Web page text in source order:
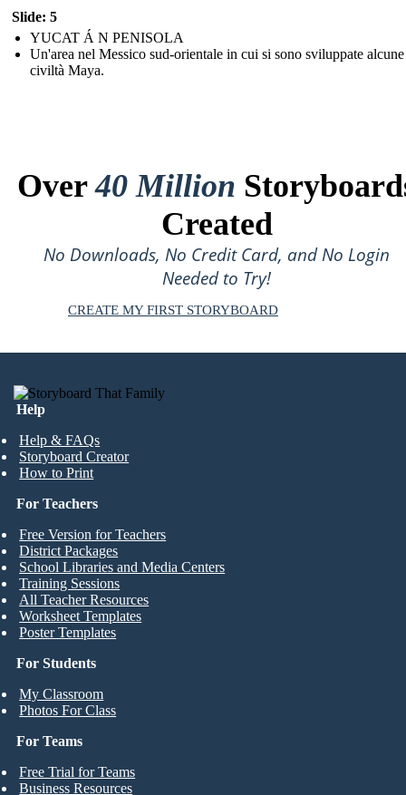
Slide: 5
YUCAT Á N PENISOLA
Un'area nel Messico sud-orientale in cui si sono sviluppate
civiltà Maya.
Over40 Million
Created
No Downloads, No Credit Card, and No Login
Needed to Try!
CREATE MY FIRST STORYBOARD
Help
Help & FAQs
Storyboard Creator
How to Print
For Students
My Classroom
Photos For Class
For Teachers
Free Version for Teachers
District Packages
School Libraries and Media Centers
Training Sessions
All Teacher Resources
Worksheet Templates
Poster Templates
For Teams
Free Trial for Teams
Business Resources